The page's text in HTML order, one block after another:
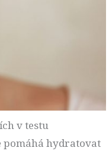
v testu
pomáhá hydratovat